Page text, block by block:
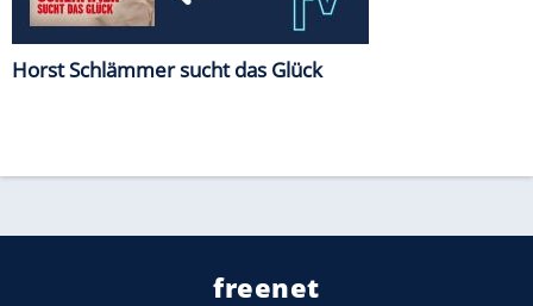
Horst Schlämmer sucht das Glück
freenet